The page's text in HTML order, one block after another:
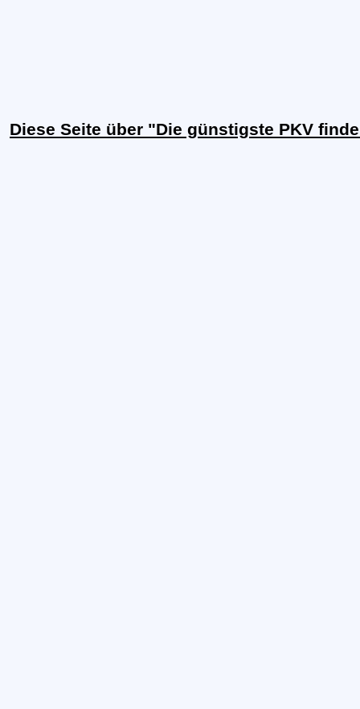
Diese Seite über "Die günstigste PKV